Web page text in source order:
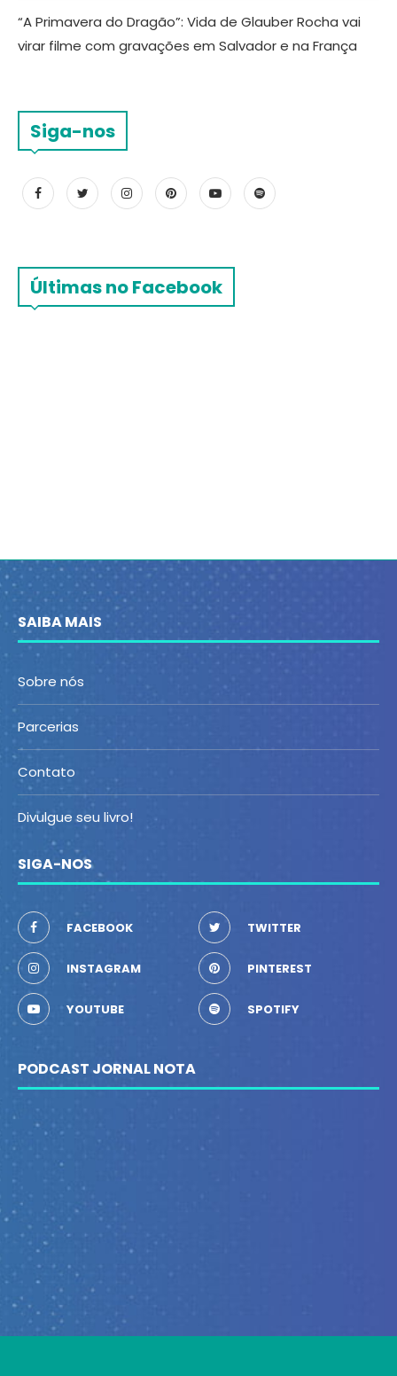
“A Primavera do Dragão”: Vida de Glauber Rocha vai
virar filme com gravações em Salvador e na França
Siga-nos
Últimas no Facebook
SAIBA MAIS
Sobre nós
Parcerias
Contato
Divulgue seu livro!
SIGA-NOS
FACEBOOK TWITTER
INSTAGRAM PINTEREST
YOUTUBE SPOTIFY
PODCAST JORNAL NOTA